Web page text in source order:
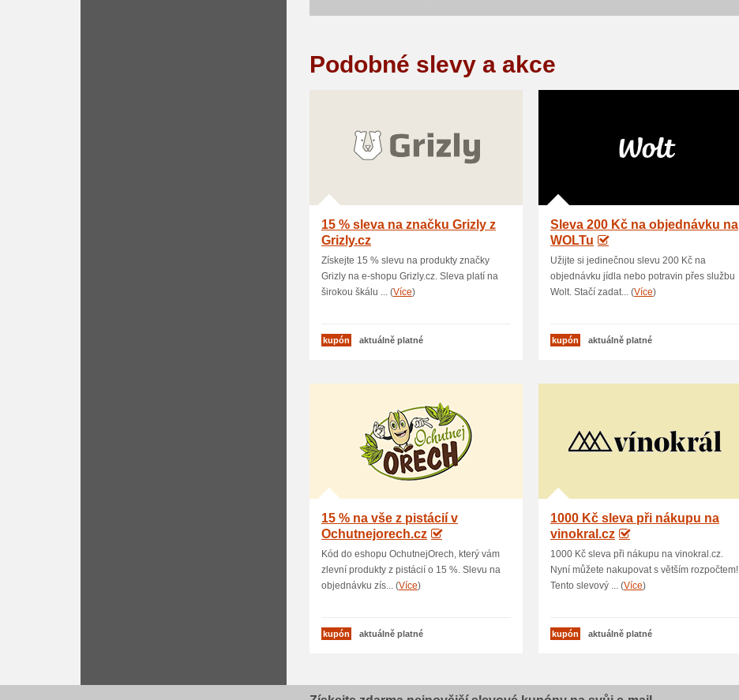
Podobné slevy a akce
15 % sleva na značku Grizly z
Grizly.cz
Získejte 15 % slevu na produkty značky
Grizly na e-shopu Grizly.cz. Sleva platí na
širokou škálu ... (Více)
kupón aktuálně platné
Sleva 200 Kč na objednávku na
WOLTu
Užijte si jedinečnou slevu 200 Kč na
objednávku jídla nebo potravin přes službu
Wolt. Stačí zadat... (Více)
kupón aktuálně platné
15 % na vše z pistácií v
Ochutnejorech.cz
Kód do eshopu OchutnejOrech, který vám
zlevní produkty z pistácií o 15 %. Slevu na
objednávku zís... (Více)
kupón aktuálně platné
1000 Kč sleva při nákupu na
vinokral.cz
1000 Kč sleva při nákupu na vinokral.cz.
Nyní můžete nakupovat s větším rozpočtem!
Tento slevový ... (Více)
kupón aktuálně platné